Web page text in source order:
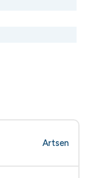
Artsen